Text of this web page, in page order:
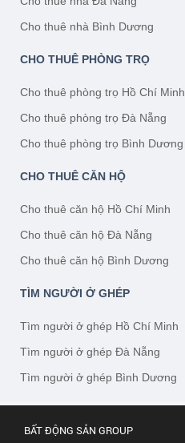
Cho thuê nhà Bình Dương
CHO THUÊ PHÒNG TRỌ
Cho thuê phòng trọ Hồ Chí Minh
Cho thuê phòng trọ Đà Nẵng
Cho thuê phòng trọ Bình Dương
CHO THUÊ CĂN HỘ
Cho thuê căn hộ Hồ Chí Minh
Cho thuê căn hộ Đà Nẵng
Cho thuê căn hộ Bình Dương
TÌM NGƯỜI Ở GHÉP
Tìm người ở ghép Hồ Chí Minh
Tìm người ở ghép Đà Nẵng
Tìm người ở ghép Bình Dương
BẤT ĐỘNG SẢN GROUP